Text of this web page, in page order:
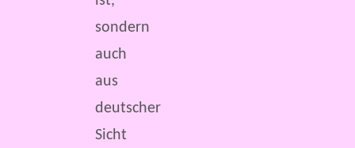
sondern
auch
aus
deutscher
Sicht